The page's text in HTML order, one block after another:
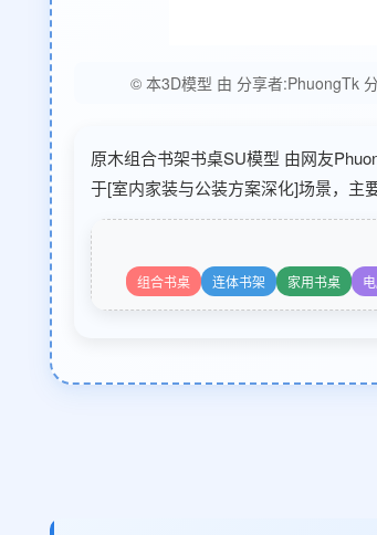
© 本3D模型 由 分享者:PhuongTk
原木组合书架书桌SU模型 由网友
于[室内家装与公装方案深化]场景，主
组合书桌 连体书架 家用书桌